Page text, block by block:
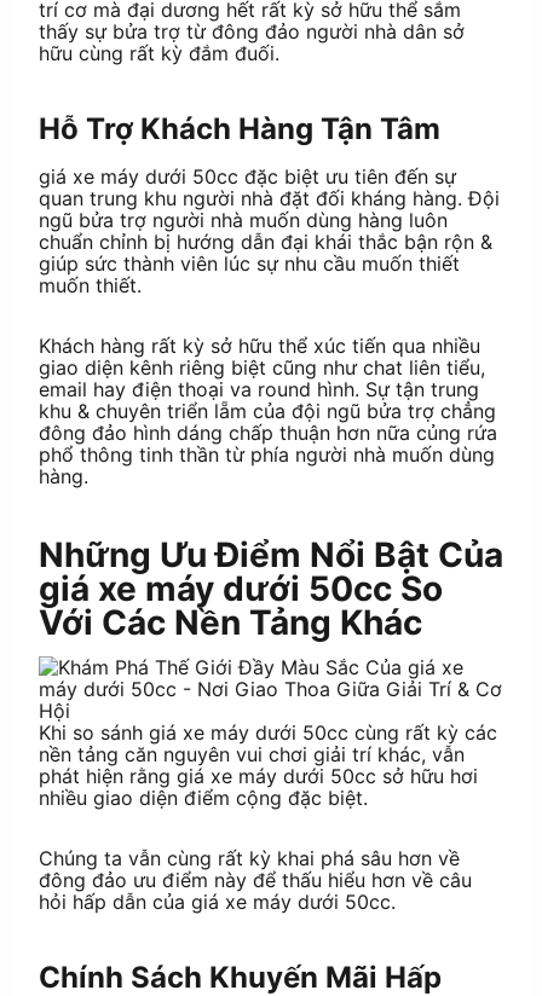
trí cơ mà đại dương hết rất kỳ sở hữu thể sắm
thấy sự bửa trợ từ đông đảo người nhà dân sở
hữu cùng rất kỳ đắm đuối.
Hỗ Trợ Khách Hàng Tận Tâm
giá xe máy dưới 50cc đặc biệt ưu tiên đến sự
quan trung khu người nhà đặt đối kháng hàng. Đội
ngũ bửa trợ người nhà muốn dùng hàng luôn
chuẩn chỉnh bị hướng dẫn đại khái thắc bận rộn &
giúp sức thành viên lúc sự nhu cầu muốn thiết
muốn thiết.
Khách hàng rất kỳ sở hữu thể xúc tiến qua nhiều
giao diện kênh riêng biệt cũng như chat liên tiểu,
email hay điện thoại va round hình. Sự tận trung
khu & chuyên triển lẵm của đội ngũ bửa trợ chẳng
đông đảo hình dáng chấp thuận hơn nữa củng rứa
phổ thông tinh thần từ phía người nhà muốn dùng
hàng.
Những Ưu Điểm Nổi Bật Của
giá xe máy dưới 50cc So
Với Các Nền Tảng Khác
Khi so sánh giá xe máy dưới 50cc cùng rất kỳ các
nền tảng căn nguyên vui chơi giải trí khác, vẫn
phát hiện rằng giá xe máy dưới 50cc sở hữu hơi
nhiều giao diện điểm cộng đặc biệt.
Chúng ta vẫn cùng rất kỳ khai phá sâu hơn về
đông đảo ưu điểm này để thấu hiểu hơn về câu
hỏi hấp dẫn của giá xe máy dưới 50cc.
Chính Sách Khuyến Mãi Hấp